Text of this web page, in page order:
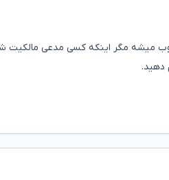
میشه مگر اینکه کسی مدعی مالکیت
دهید.